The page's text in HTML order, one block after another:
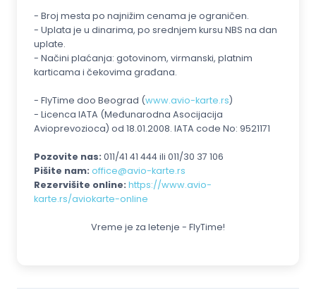
- Broj mesta po najnižim cenama je ograničen.
- Uplata je u dinarima, po srednjem kursu NBS na dan
uplate.
- Načini plaćanja: gotovinom, virmanski, platnim
karticama i čekovima građana.
- FlyTime doo Beograd (www.avio-karte.rs)
- Licenca IATA (Međunarodna Asocijacija
Avioprevozioca) od 18.01.2008. IATA code No: 9521171
Pozovite nas: 011/41 41 444 ili 011/30 37 106
Pišite nam: office@avio-karte.rs
Rezervišite online: https://www.avio-
karte.rs/aviokarte-online
Vreme je za letenje - FlyTime!